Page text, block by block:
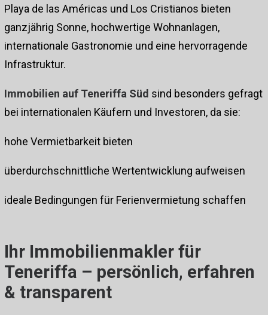
Playa de las Américas und Los Cristianos bieten
ganzjährig Sonne, hochwertige Wohnanlagen,
internationale Gastronomie und eine hervorragende
Infrastruktur.
Immobilien auf Teneriffa Süd sind besonders gefragt
bei internationalen Käufern und Investoren, da sie:
hohe Vermietbarkeit bieten
überdurchschnittliche Wertentwicklung aufweisen
ideale Bedingungen für Ferienvermietung schaffen
Ihr Immobilienmakler für
Teneriffa – persönlich, erfahren
& transparent